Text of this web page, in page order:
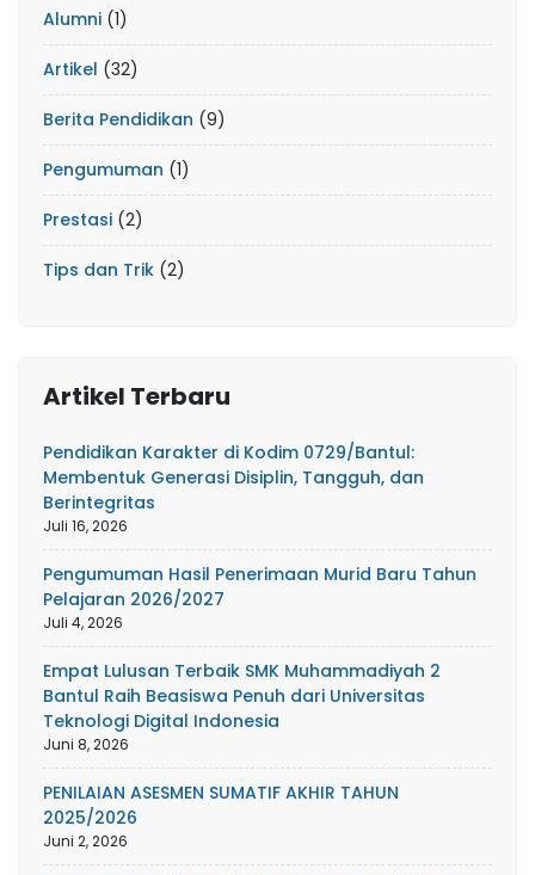
Alumni (1)
Artikel (32)
Berita Pendidikan (9)
Pengumuman (1)
Prestasi (2)
Tips dan Trik (2)
Artikel Terbaru
Pendidikan Karakter di Kodim 0729/Bantul:
Membentuk Generasi Disiplin, Tangguh, dan
Berintegritas
Juli 16, 2026
Pengumuman Hasil Penerimaan Murid Baru Tahun
Pelajaran 2026/2027
Juli 4, 2026
Empat Lulusan Terbaik SMK Muhammadiyah 2
Bantul Raih Beasiswa Penuh dari Universitas
Teknologi Digital Indonesia
Juni 8, 2026
PENILAIAN ASESMEN SUMATIF AKHIR TAHUN
2025/2026
Juni 2, 2026